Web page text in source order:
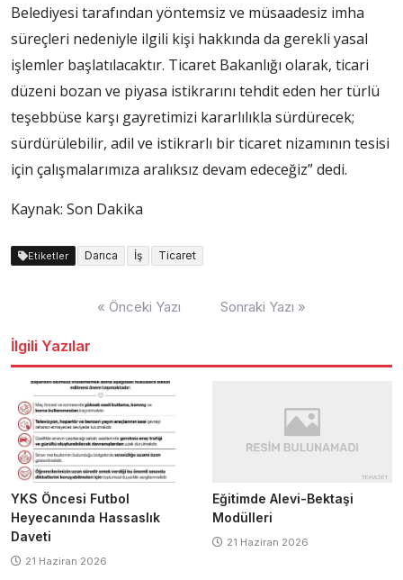
Belediyesi tarafından yöntemsiz ve müsaadesiz imha
süreçleri nedeniyle ilgili kişi hakkında da gerekli yasal
işlemler başlatılacaktır. Ticaret Bakanlığı olarak, ticari
düzeni bozan ve piyasa istikrarını tehdit eden her türlü
teşebbüse karşı gayretimizi kararlılıkla sürdürecek;
sürdürülebilir, adil ve istikrarlı bir ticaret nizamının tesisi
için çalışmalarımıza aralıksız devam edeceğiz” dedi.
Kaynak: Son Dakika
Etiketler Darıca İş Ticaret
« Önceki Yazı Sonraki Yazı »
İlgili Yazılar
YKS Öncesi Futbol
Heyecanında Hassaslık
Daveti
21 Haziran 2026
Eğitimde Alevi-Bektaşi
Modülleri
21 Haziran 2026